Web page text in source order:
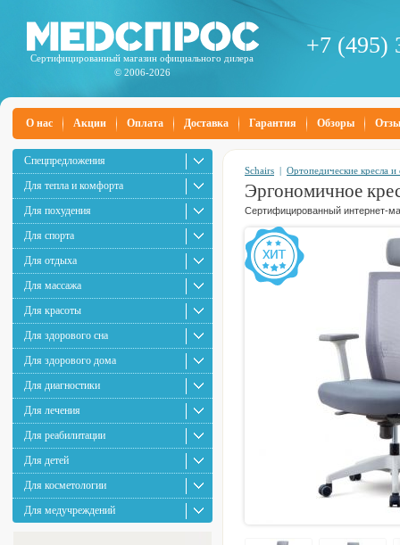
Сертифицированный магазин официального дилера
© 2006-2026
+7 (495)
О нас Акции Оплата Доставка Гарантия Обзоры
Спецпредложения
Для тепла и комфорта
Для похудения
Для спорта
Для отдыха
Для массажа
Для красоты
Для здорового сна
Для здорового дома
Для диагностики
Для лечения
Для реабилитации
Для детей
Для косметологии
Для медучреждений
Schairs | Ортопедические кресла и
Эргономичное
Сертифицированный интернет-